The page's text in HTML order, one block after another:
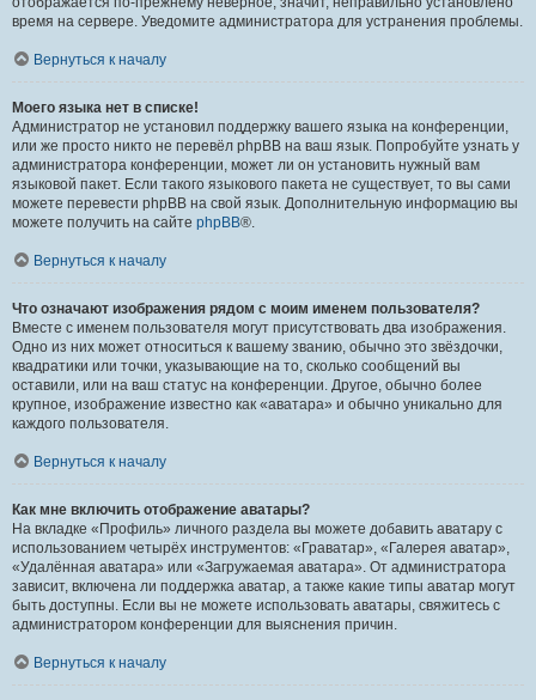
время на сервере. Уведомите администратора для устранения проблемы.
Вернуться к началу
Моего языка нет в списке!
Администратор не установил поддержку вашего языка на конференции,
или же просто никто не перевёл phpBB на ваш язык. Попробуйте узнать у
администратора конференции, может ли он установить нужный вам
языковой пакет. Если такого языкового пакета не существует, то вы сами
можете перевести phpBB на свой язык. Дополнительную информацию вы
можете получить на сайте phpBB®.
Вернуться к началу
Что означают изображения рядом с моим именем пользователя?
Вместе с именем пользователя могут присутствовать два изображения.
Одно из них может относиться к вашему званию, обычно это звёздочки,
квадратики или точки, указывающие на то, сколько сообщений вы
оставили, или на ваш статус на конференции. Другое, обычно более
крупное, изображение известно как «аватара» и обычно уникально для
каждого пользователя.
Вернуться к началу
Как мне включить отображение аватары?
На вкладке «Профиль» личного раздела вы можете добавить аватару с
использованием четырёх инструментов: «Граватар», «Галерея аватар»,
«Удалённая аватара» или «Загружаемая аватара». От администратора
зависит, включена ли поддержка аватар, а также какие типы аватар могут
быть доступны. Если вы не можете использовать аватары, свяжитесь с
администратором конференции для выяснения причин.
Вернуться к началу